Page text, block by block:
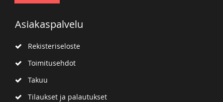
Asiakaspalvelu
Rekisteriseloste
Toimitusehdot
Takuu
Tilaukset ja palautukset